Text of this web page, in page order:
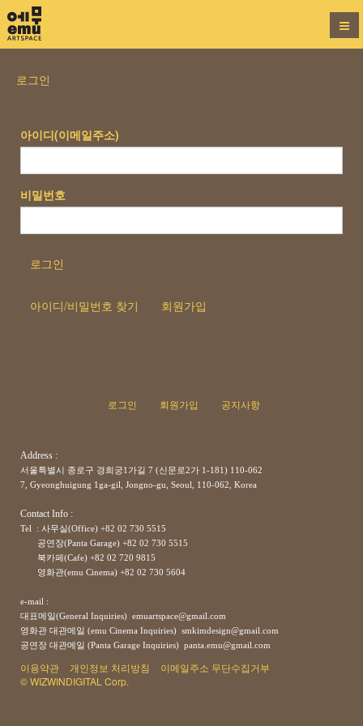
로그인
아이디(이메일주소)
비밀번호
로그인
아이디/비밀번호 찾기 회원가입
로그인 회원가입 공지사항
Address :
서울특별시 종로구 경희궁1가길 7 (신문로2가 1-181) 110-062
7, Gyeonghuigung 1ga-gil, Jongno-gu, Seoul, 110-062, Korea
Contact Info :
Tel : 사무실(Office) +82 02 730 5515
공연장(Panta Garage) +82 02 730 5515
북카페(Cafe) +82 02 720 9815
영화관(emu Cinema) +82 02 730 5604
e-mail :
대표메일(General Inquiries) emuartspace@gmail.com
영화관 대관메일 (emu Cinema Inquiries) smkimdesign@gmail.com
공연장 대관메일 (Panta Garage Inquiries) panta.emu@gmail.com
이용약관 개인정보 처리방침
이메일주소 무단수집거부
© WIZWINDIGITAL Corp.